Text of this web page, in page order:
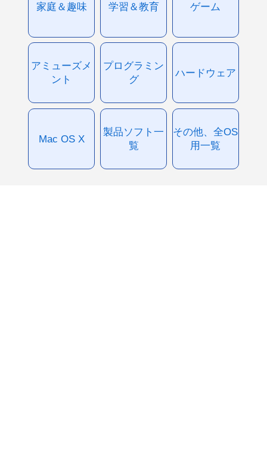
家庭＆趣味 学習＆教育 ゲーム
アミューズメ
ント
プログラミン
グ
ハードウェア
Mac OS X
製品ソフト一
覧
その他、全OS
用一覧